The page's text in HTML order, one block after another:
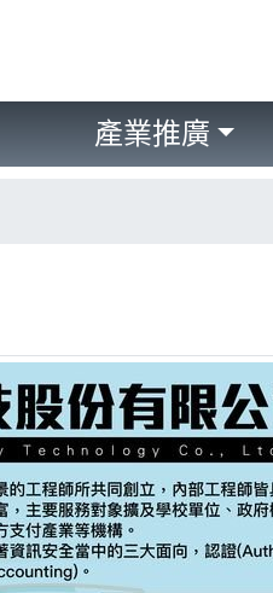
產業推廣